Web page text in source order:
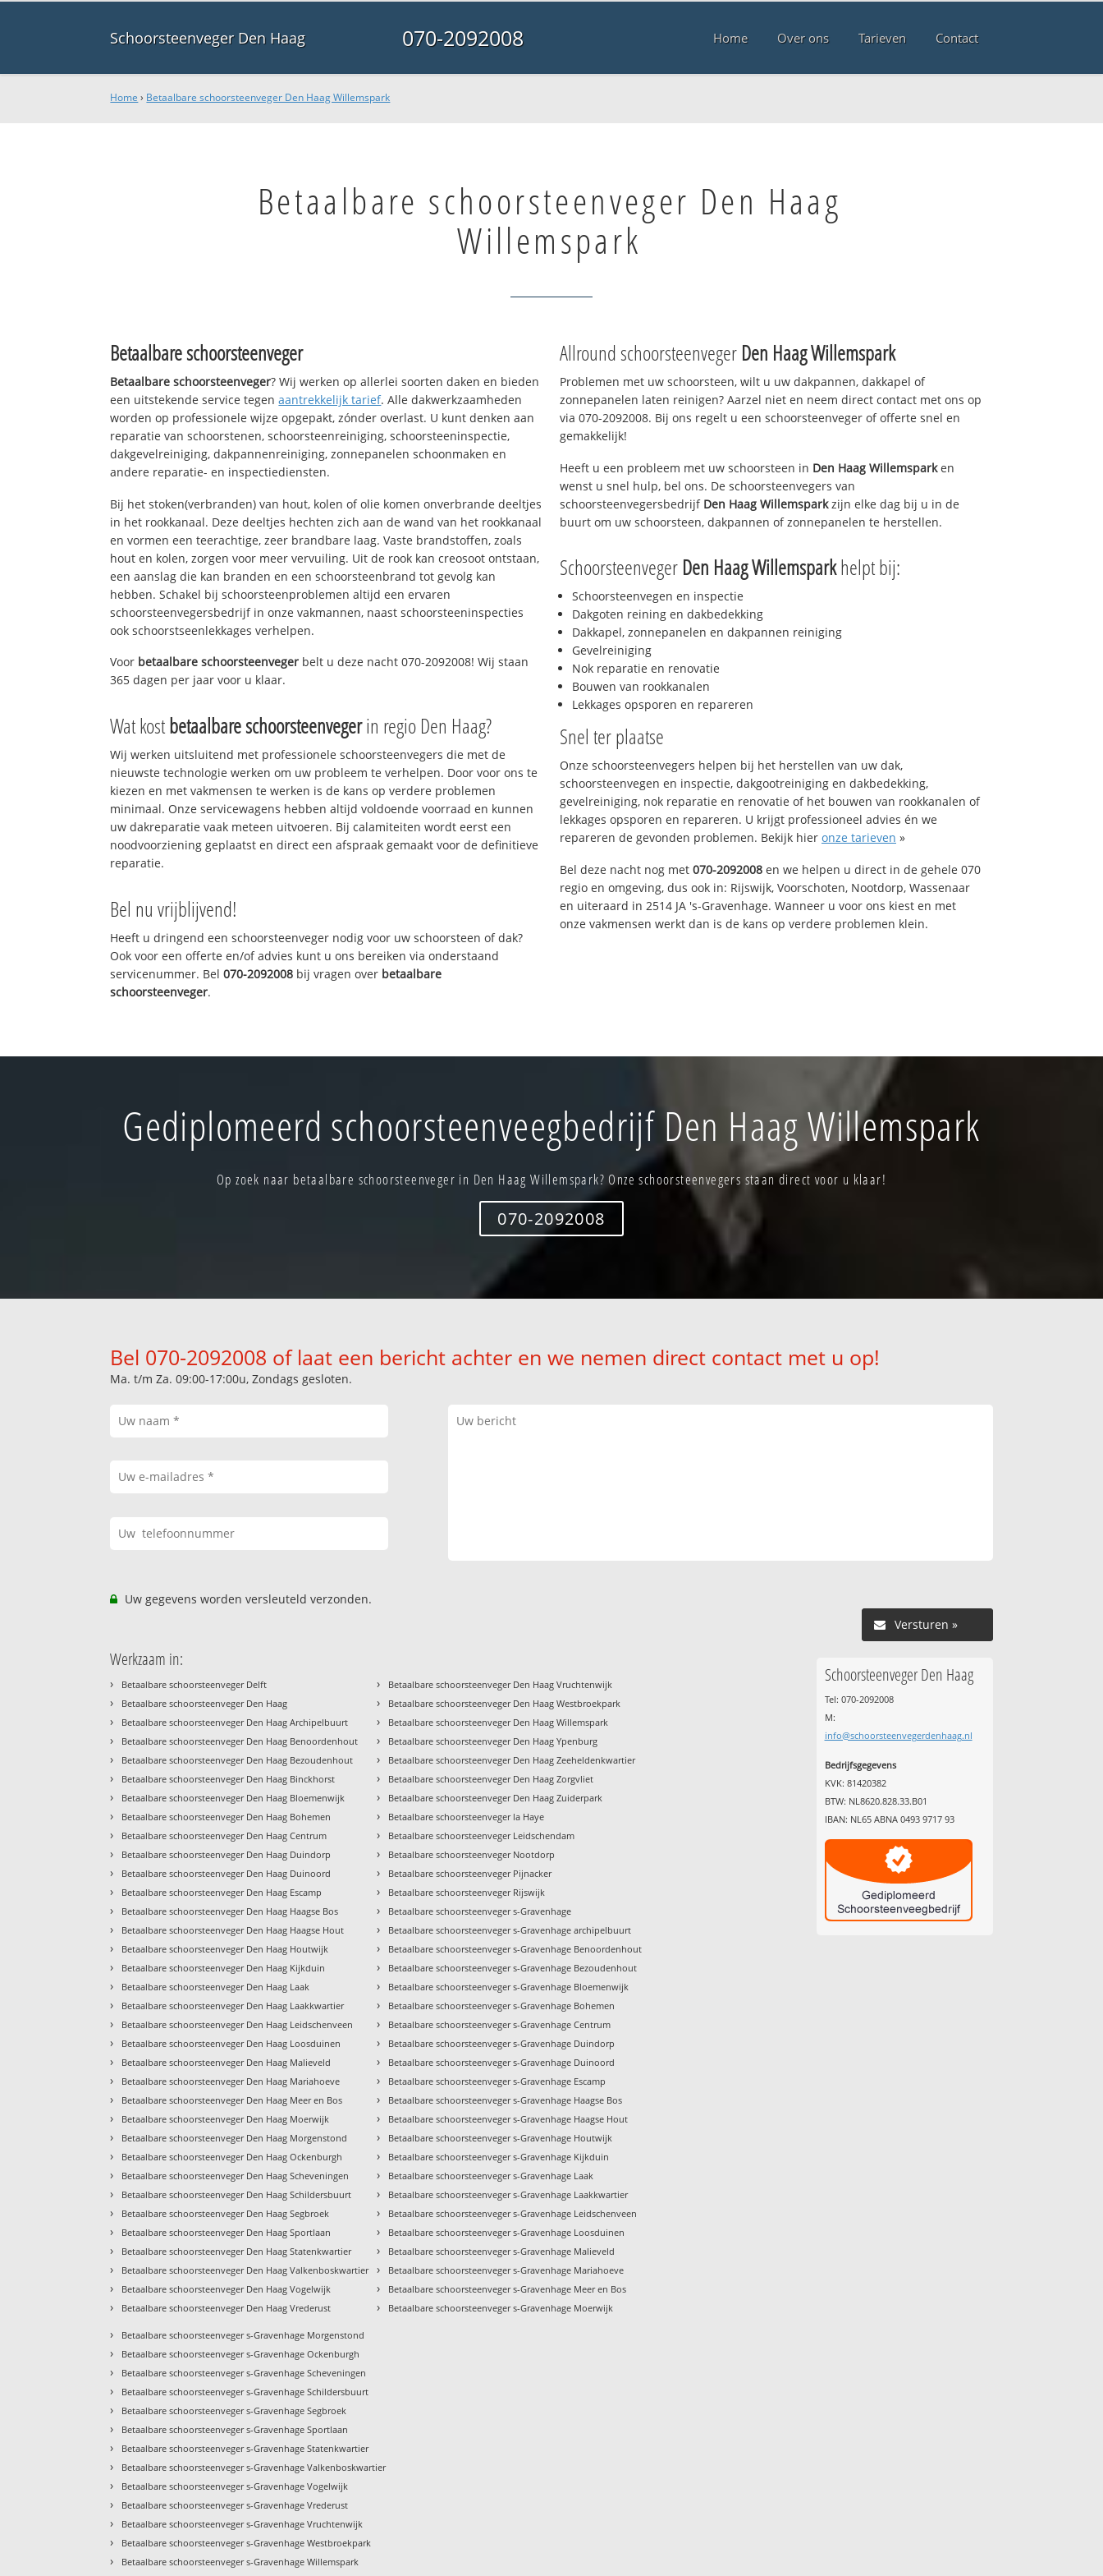
Schoorsteenveger Den Haag 070-2092008 Home Over ons Tarieven Contact
Home › Betaalbare schoorsteenveger Den Haag Willemspark
Betaalbare schoorsteenveger Den Haag
Willemspark
Betaalbare schoorsteenveger
Betaalbare schoorsteenveger? Wij werken op allerlei soorten daken en bieden
een uitstekende service tegenaantrekkelijk tarief. Alle dakwerkzaamheden
worden op professionele wijze opgepakt, zónder overlast. U kunt denken aan
reparatie van schoorstenen, schoorsteenreiniging, schoorsteeninspectie,
dakgevelreiniging, dakpannenreiniging, zonnepanelen schoonmaken en
andere reparatie- en inspectiediensten.
Bij het stoken(verbranden) van hout, kolen of olie komen onverbrande deeltjes
in het rookkanaal. Deze deeltjes hechten zich aan de wand van het rookkanaal
en vormen een teerachtige, zeer brandbare laag. Vaste brandstoffen, zoals
hout en kolen, zorgen voor meer vervuiling. Uit de rook kan creosoot ontstaan,
een aanslag die kan branden en een schoorsteenbrand tot gevolg kan
hebben. Schakel bij schoorsteenproblemen altijd een ervaren
schoorsteenvegersbedrijf in onze vakmannen, naast schoorsteeninspecties
ook schoorstseenlekkages verhelpen.
Voor betaalbare schoorsteenveger belt u deze nacht 070-2092008! Wij staan
365 dagen per jaar voor u klaar.
Wat kostbetaalbare schoorsteenvegerin regio Den Haag?
Wij werken uitsluitend met professionele schoorsteenvegers die met de
nieuwste technologie werken om uw probleem te verhelpen. Door voor ons te
kiezen en met vakmensen te werken is de kans op verdere problemen
minimaal. Onze servicewagens hebben altijd voldoende voorraad en kunnen
uw dakreparatie vaak meteen uitvoeren. Bij calamiteiten wordt eerst een
noodvoorziening geplaatst en direct een afspraak gemaakt voor de definitieve
reparatie.
Bel nu vrijblijvend!
Heeft u dringend een schoorsteenveger nodig voor uw schoorsteen of dak?
Ook voor een offerte en/of advies kunt u ons bereiken via onderstaand
servicenummer. Bel070-2092008 bij vragen over betaalbare
schoorsteenveger.
Allround schoorsteenveger Den Haag Willemspark
Problemen met uw schoorsteen, wilt u uw dakpannen, dakkapel of
zonnepanelen laten reinigen? Aarzel niet en neem direct contact met ons op
via 070-2092008. Bij ons regelt u een schoorsteenveger of offerte snel en
gemakkelijk!
Heeft u een probleem met uw schoorsteen in Den Haag Willemsparken
wenst u snel hulp, bel ons. De schoorsteenvegers van
schoorsteenvegersbedrijf Den Haag Willemsparkzijn elke dag bij u in de
buurt om uw schoorsteen, dakpannen of zonnepanelen te herstellen.
Schoorsteenveger Den Haag Willemsparkhelpt bij:
Schoorsteenvegen en inspectie
Dakgoten reining en dakbedekking
Dakkapel, zonnepanelen en dakpannen reiniging
Gevelreiniging
Nok reparatie en renovatie
Bouwen van rookkanalen
Lekkages opsporen en repareren
Snel ter plaatse
Onze schoorsteenvegers helpen bij het herstellen van uw dak,
schoorsteenvegen en inspectie, dakgootreiniging en dakbedekking,
gevelreiniging, nok reparatie en renovatie of het bouwen van rookkanalen of
lekkages opsporen en repareren. U krijgt professioneel advies én we
repareren de gevonden problemen. Bekijk hier onze tarieven »
Bel deze nacht nog met 070-2092008 en we helpen u direct in de gehele 070
regio en omgeving, dus ook in: Rijswijk, Voorschoten, Nootdorp, Wassenaar
en uiteraard in 2514 JA 's-Gravenhage. Wanneer u voor ons kiest en met
onze vakmensen werkt dan is de kans op verdere problemen klein.
Gediplomeerd schoorsteenveegbedrijf Den Haag Willemspark
Op zoek naar betaalbare schoorsteenveger in Den Haag Willemspark? Onze schoorsteenvegers staan direct voor u klaar!
070-2092008
Bel 070-2092008 of laat een bericht achter en we nemen direct contact met u op!
Ma. t/m Za. 09:00-17:00u, Zondags gesloten.
Uw gegevens worden versleuteld verzonden.
Versturen »
Werkzaam in:
› Betaalbare schoorsteenveger Delft
› Betaalbare schoorsteenveger Den Haag
› Betaalbare schoorsteenveger Den Haag Archipelbuurt
› Betaalbare schoorsteenveger Den Haag Benoordenhout
› Betaalbare schoorsteenveger Den Haag Bezoudenhout
› Betaalbare schoorsteenveger Den Haag Binckhorst
› Betaalbare schoorsteenveger Den Haag Bloemenwijk
› Betaalbare schoorsteenveger Den Haag Bohemen
› Betaalbare schoorsteenveger Den Haag Centrum
› Betaalbare schoorsteenveger Den Haag Duindorp
› Betaalbare schoorsteenveger Den Haag Duinoord
› Betaalbare schoorsteenveger Den Haag Escamp
› Betaalbare schoorsteenveger Den Haag Haagse Bos
› Betaalbare schoorsteenveger Den Haag Haagse Hout
› Betaalbare schoorsteenveger Den Haag Houtwijk
› Betaalbare schoorsteenveger Den Haag Kijkduin
› Betaalbare schoorsteenveger Den Haag Laak
› Betaalbare schoorsteenveger Den Haag Laakkwartier
› Betaalbare schoorsteenveger Den Haag Leidschenveen
› Betaalbare schoorsteenveger Den Haag Loosduinen
› Betaalbare schoorsteenveger Den Haag Malieveld
› Betaalbare schoorsteenveger Den Haag Mariahoeve
› Betaalbare schoorsteenveger Den Haag Meer en Bos
› Betaalbare schoorsteenveger Den Haag Moerwijk
› Betaalbare schoorsteenveger Den Haag Morgenstond
› Betaalbare schoorsteenveger Den Haag Ockenburgh
› Betaalbare schoorsteenveger Den Haag Scheveningen
› Betaalbare schoorsteenveger Den Haag Schildersbuurt
› Betaalbare schoorsteenveger Den Haag Segbroek
› Betaalbare schoorsteenveger Den Haag Sportlaan
› Betaalbare schoorsteenveger Den Haag Statenkwartier
› Betaalbare schoorsteenveger Den Haag Valkenboskwartier
› Betaalbare schoorsteenveger Den Haag Vogelwijk
› Betaalbare schoorsteenveger Den Haag Vrederust
› Betaalbare schoorsteenveger Den Haag Vruchtenwijk
› Betaalbare schoorsteenveger Den Haag Westbroekpark
› Betaalbare schoorsteenveger Den Haag Willemspark
› Betaalbare schoorsteenveger Den Haag Ypenburg
› Betaalbare schoorsteenveger Den Haag Zeeheldenkwartier
› Betaalbare schoorsteenveger Den Haag Zorgvliet
› Betaalbare schoorsteenveger Den Haag Zuiderpark
› Betaalbare schoorsteenveger la Haye
› Betaalbare schoorsteenveger Leidschendam
› Betaalbare schoorsteenveger Nootdorp
› Betaalbare schoorsteenveger Pijnacker
› Betaalbare schoorsteenveger Rijswijk
› Betaalbare schoorsteenveger s-Gravenhage
› Betaalbare schoorsteenveger s-Gravenhage archipelbuurt
› Betaalbare schoorsteenveger s-Gravenhage Benoordenhout
› Betaalbare schoorsteenveger s-Gravenhage Bezoudenhout
› Betaalbare schoorsteenveger s-Gravenhage Bloemenwijk
› Betaalbare schoorsteenveger s-Gravenhage Bohemen
› Betaalbare schoorsteenveger s-Gravenhage Centrum
› Betaalbare schoorsteenveger s-Gravenhage Duindorp
› Betaalbare schoorsteenveger s-Gravenhage Duinoord
› Betaalbare schoorsteenveger s-Gravenhage Escamp
› Betaalbare schoorsteenveger s-Gravenhage Haagse Bos
› Betaalbare schoorsteenveger s-Gravenhage Haagse Hout
› Betaalbare schoorsteenveger s-Gravenhage Houtwijk
› Betaalbare schoorsteenveger s-Gravenhage Kijkduin
› Betaalbare schoorsteenveger s-Gravenhage Laak
› Betaalbare schoorsteenveger s-Gravenhage Laakkwartier
› Betaalbare schoorsteenveger s-Gravenhage Leidschenveen
› Betaalbare schoorsteenveger s-Gravenhage Loosduinen
› Betaalbare schoorsteenveger s-Gravenhage Malieveld
› Betaalbare schoorsteenveger s-Gravenhage Mariahoeve
› Betaalbare schoorsteenveger s-Gravenhage Meer en Bos
› Betaalbare schoorsteenveger s-Gravenhage Moerwijk
› Betaalbare schoorsteenveger s-Gravenhage Morgenstond
› Betaalbare schoorsteenveger s-Gravenhage Ockenburgh
› Betaalbare schoorsteenveger s-Gravenhage Scheveningen
› Betaalbare schoorsteenveger s-Gravenhage Schildersbuurt
› Betaalbare schoorsteenveger s-Gravenhage Segbroek
› Betaalbare schoorsteenveger s-Gravenhage Sportlaan
› Betaalbare schoorsteenveger s-Gravenhage Statenkwartier
› Betaalbare schoorsteenveger s-Gravenhage Valkenboskwartier
› Betaalbare schoorsteenveger s-Gravenhage Vogelwijk
› Betaalbare schoorsteenveger s-Gravenhage Vrederust
› Betaalbare schoorsteenveger s-Gravenhage Vruchtenwijk
› Betaalbare schoorsteenveger s-Gravenhage Westbroekpark
› Betaalbare schoorsteenveger s-Gravenhage Willemspark
Schoorsteenveger Den Haag
Tel: 070-2092008
M:
info@schoorsteenvegerdenhaag.nl
Bedrijfsgegevens
KVK: 81420382
BTW: NL8620.828.33.B01
IBAN: NL65 ABNA 0493 9717 93